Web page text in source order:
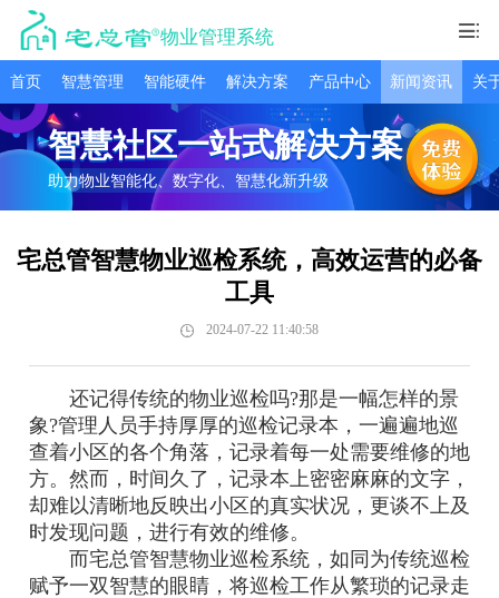
物业管理系统
首页 智慧管理 智能硬件 解决方案 产品中心 新闻资讯 关
智慧社区一站式解决方案
助力物业智能化、数字化、智慧化新升级
宅总管智慧物业巡检系统，高效运营的必备
工具
2024-07-22 11:40:58
还记得传统的物业巡检吗?那是一幅怎样的景
象?管理人员手持厚厚的巡检记录本，一遍遍地巡
查着小区的各个角落，记录着每一处需要维修的地
方。然而，时间久了，记录本上密密麻麻的文字，
却难以清晰地反映出小区的真实状况，更谈不上及
时发现问题，进行有效的维修。
而宅总管智慧物业巡检系统，如同为传统巡检
赋予一双智慧的眼睛，将巡检工作从繁琐的记录走